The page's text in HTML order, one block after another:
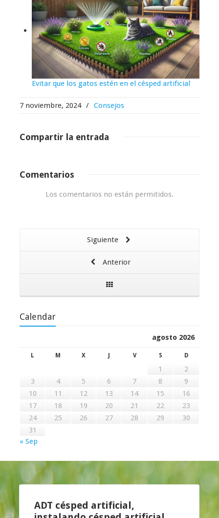
Evitar que los gatos estén en el césped artificial
7 noviembre, 2024 / Consejos
Compartir la entrada
Comentarios
Los comentarios no están permitidos.
Siguiente
Anterior
Calendar
agosto 2026
L M X J V S D
1
2
3
4 5 6 7 8
9
10
11 12 13 14 15
16
17
18 19 20 21 22
23
24
25 26 27 28 29
30
31
« Sep
ADT césped artificial,